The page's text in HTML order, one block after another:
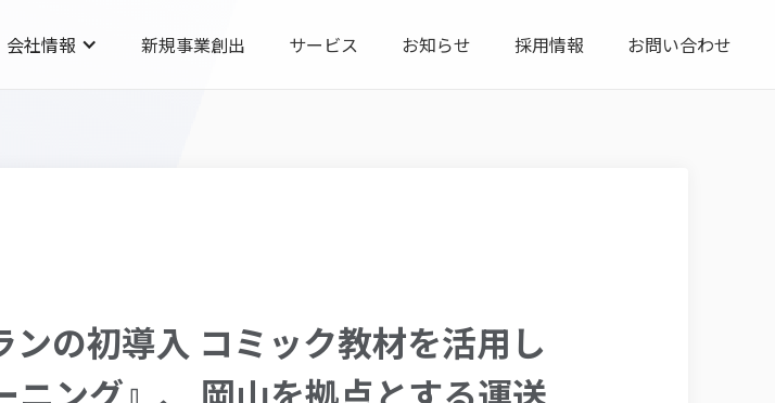
会社情報 新規事業創出 サービス お知らせ 採用情報 お問い合わせ
の初導入 コミック教材を活用し
ング』、 岡山を拠点とする運送